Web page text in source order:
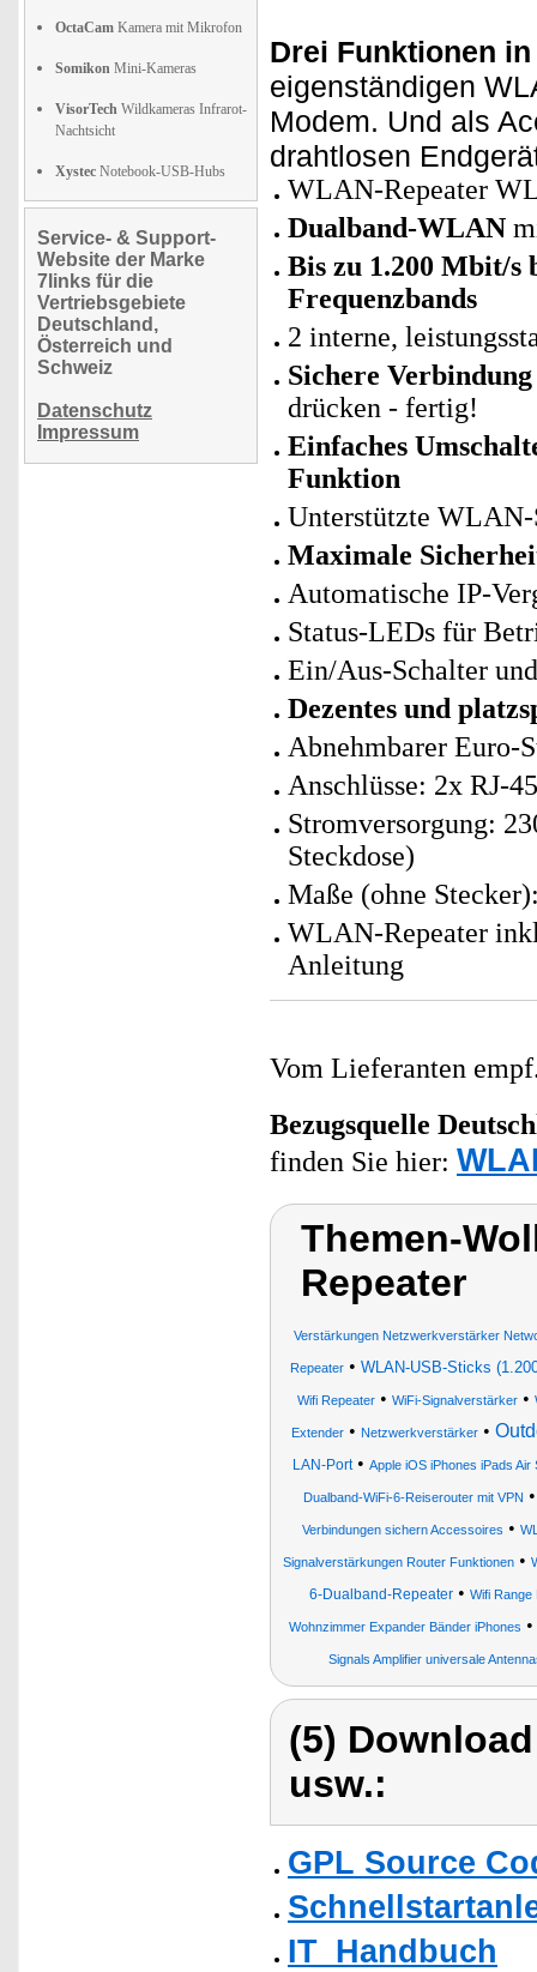
OctaCam Kamera mit Mikrofon
Somikon Mini-Kameras
VisorTech Wildkameras Infrarot-
Nachtsicht
Xystec Notebook-USB-Hubs
Service- & Support-
Website der Marke
7links für die
Vertriebsgebiete
Deutschland,
Österreich und
Schweiz
Datenschutz
Impressum
Drei Funktionen
eigenständigen
Modem. Und als
drahtlosen
WLAN-Repeater
Dualband-WLAN
Bis zu 1.200 Mbit/s
Frequenzbands
2 interne,
Sichere
drücken - fertig!
Einfaches
Funktion
Unterstützte WLAN-
Maximale
Automatische IP-
Status-LEDs für
Ein/Aus-Schalter
Dezentes und
Abnehmbarer Euro-
Anschlüsse: 2x RJ-
Stromversorgung:
Steckdose)
Maße (ohne
WLAN-Repeater
Anleitung
Vom Lieferanten
Bezugsquelle
finden Sie hier:
Themen-
Repeater
Verstärkungen Netzwerkverstärker
Repeater• WLAN-USB-Sticks
Wifi Repeater• WiFi-Signalverstärker•
Extender • Netzwerkverstärker •
LAN-Port• Apple iOS iPhones iPads
Dualband-WiFi-6-Reiserouter mit VPN
Verbindungen sichern Accessoires •
Signalverstärkungen Router Funktionen •
6-Dualband-Repeater• Wifi Range
Wohnzimmer Expander Bänder iPhones •
Signals Amplifier universale
(5)
usw.:
GPL Source
IT_Handbuch